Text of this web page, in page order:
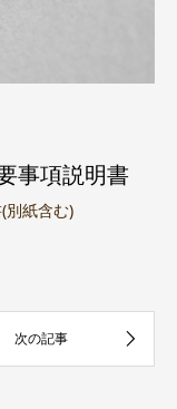
事項説明書
別紙含む)